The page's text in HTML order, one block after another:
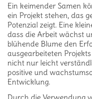
Ein keimender Samen
ein Projekt stehen, das
Potenzial zeigt. Eine
dass die Arbeit wächst
blühende Blume den
ausgearbeiteten
nicht nur leicht
positive und
Entwicklung.